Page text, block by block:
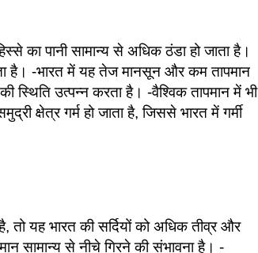
का पानी सामान्य से अधिक ठंडा हो जाता है।
है। -भारत में यह तेज मानसून और कम तापमान
उत्पन्न करता है। -वैश्विक तापमान में भी
क्षेत्र गर्म हो जाता है, जिससे भारत में गर्मी
तो यह भारत की सर्दियों को अधिक तीव्र और
सामान्य से नीचे गिरने की संभावना है। -